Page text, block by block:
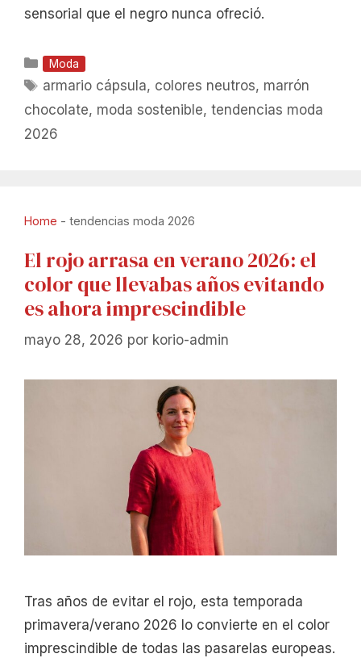
sensorial que el negro nunca ofreció.
Categorías
Moda
Etiquetas
armario cápsula, colores neutros, marrón
chocolate, moda sostenible, tendencias moda
2026
Home - tendencias moda 2026
El rojo arrasa en verano 2026: el
color que llevabas años evitando
es ahora imprescindible
mayo 28, 2026 por korio-admin
Tras años de evitar el rojo, esta temporada
primavera/verano 2026 lo convierte en el color
imprescindible de todas las pasarelas europeas.